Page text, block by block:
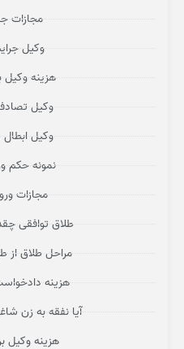
مجازات
وکیل
هزینه
وکیل
وکیل
نمونه حکم
مجازات
طلاق توافقی
مراحل طلاق
هزینه
آیا نفقه به زن
هزینه وکیل